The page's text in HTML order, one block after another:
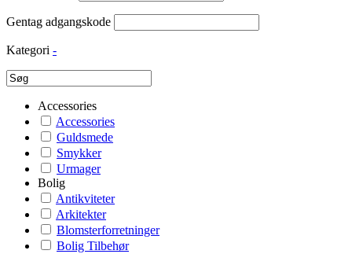
Gentag adgangskode
Kategori -
Accessories
Accessories
Guldsmede
Smykker
Urmager
Bolig
Antikviteter
Arkitekter
Blomsterforretninger
Bolig Tilbehør